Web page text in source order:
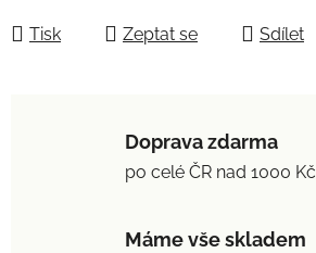
Tisk Zeptat se Sdílet
Doprava zdarma
po celé ČR nad 1000 Kč
Máme vše skladem